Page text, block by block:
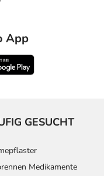
App
GESUCHT
Medikamente